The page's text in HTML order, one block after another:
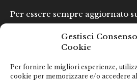
Gestisci Consenso
Cookie
Per fornire le migliori esperienze,
cookie per memorizzare e/o accedere
Per essere sempre aggiornato